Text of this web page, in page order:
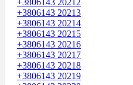
+3806143 20212
+3806143 20213
+3806143 20214
+3806143 20215
+3806143 20216
+3806143 20217
+3806143 20218
+3806143 20219